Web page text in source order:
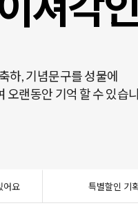
및 복자
성당용 액자, 이콘, 성상등
하, 기념문구를 성물에
오랜동안 기억 할 수 있습
한 품
성원에 감사하는 마음으로
직접
작할 수 있는 모든 재료가
의 美
정서를 바탕으로 디자인
및 복자
성당용 액자, 이콘, 성상등
하, 기념문구를 성물에
오랜동안 기억 할 수 있습
어요 특별할인 기